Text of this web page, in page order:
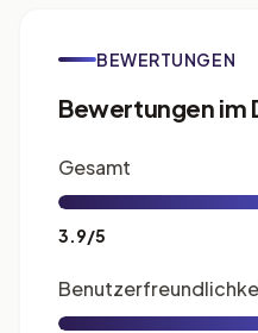
BEWERTUNGEN
Bewertungen im
Gesamt
3.9/5